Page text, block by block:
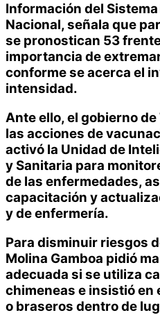
Información del
Nacional, señala que
se pronostican 53
importancia de
conforme se acerca el
intensidad.
Ante ello, el gobierno
las acciones de
activó la Unidad de
y Sanitaria para
de las enfermedades,
capacitación y
y de enfermería.
Para disminuir riesgos
Molina Gamboa pidió
adecuada si se utiliza
chimeneas e insistió en
o braseros dentro de